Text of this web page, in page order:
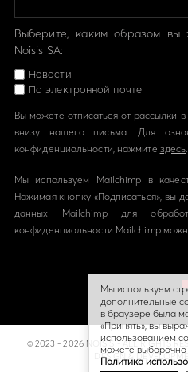
Выберите, каким образом
Noisis SA:
Новости
По электронной почте
Вы можете отписаться от рассылки
внизу нашего письма. Для
конфиденциальности, нажмите здесь.
Мы используем Mailchimp в
Нажимая кнопку «Подписаться», вы
данных Mailchimp для
конфиденциальности Mailchimp
© 2023 - 2026 NOISIS - ALL RIGHTS
DESIGN &
Мы используем
дополнительные
в браузере была
«Принять», вы
использованием
можете выборочно
Политика